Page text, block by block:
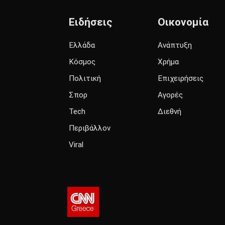
Ειδήσεις
Ελλάδα
Κόσμος
Πολιτική
Σπορ
Tech
Περιβάλλον
Viral
Οικονομία
Ανάπτυξη
Χρήμα
Επιχειρήσεις
Αγορές
Διεθνή